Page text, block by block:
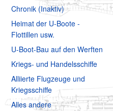
Chronik (Inaktiv)
Heimat der U-Boote -
Flottillen usw.
U-Boot-Bau auf den Werften
Kriegs- und Handelsschiffe
Alliierte Flugzeuge und
Kriegsschiffe
Alles andere